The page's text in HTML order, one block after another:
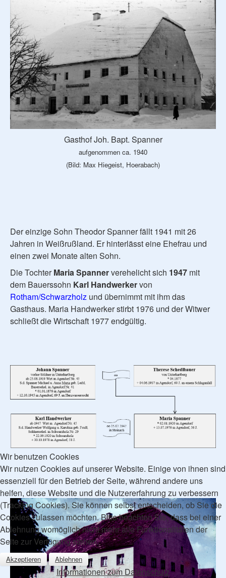
Gasthof Joh. Bapt. Spanner
aufgenommen ca. 1940
(Bild: Max Hiegeist, Hoerabach)
Der einzige Sohn Theodor Spanner fällt 1941 mit 26
Jahren in Weißrußland. Er hinterlässt eine Ehefrau und
einen zwei Monate alten Sohn.
Die TochterMaria Spannerverehelicht sich 1947 mit
dem Bauerssohn Karl Handwerkervon
Rotham/Schwarzholz und übernimmt mit ihm das
Gasthaus. Maria Handwerker stirbt 1976 und der Witwer
schließt die Wirtschaft 1977 endgültig.
Wir benutzen Cookies
Wir nutzen Cookies auf unserer Website. Einige von ihnen sind
essenziell für den Betrieb der Seite, während andere uns
helfen, diese Website und die Nutzererfahrung zu verbessern
(Tracking Cookies). Sie können selbst entscheiden, ob Sie die
Cookies zulassen möchten. Bitte beachten Sie, dass bei einer
Ablehnung womöglich nicht mehr alle Funktionalitäten der
Seite zur Verfügung stehen.
Akzeptieren Ablehnen
Informationen zum Datenschutz